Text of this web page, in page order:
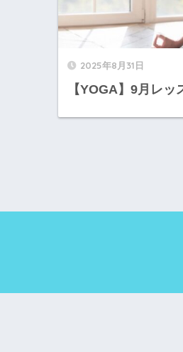
2025年8月31日
【YOGA】9月レ